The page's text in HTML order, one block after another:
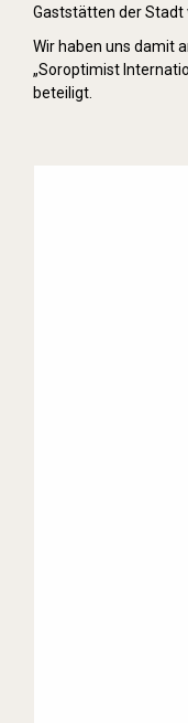
Gaststätten der Stadt
Wir haben uns damit
„Soroptimist
beteiligt.